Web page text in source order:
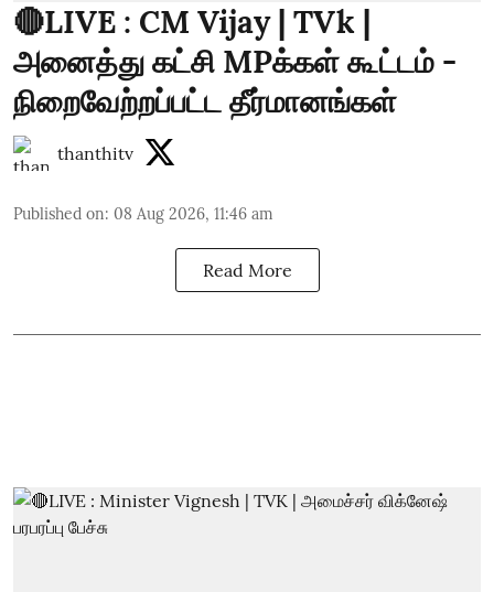
🔴LIVE : CM Vijay | TVk |
அனைத்து கட்சி MPக்கள் கூட்டம் -
நிறைவேற்றப்பட்ட தீர்மானங்கள்
thanthitv
Published on: 08 Aug 2026, 11:46 am
Read More